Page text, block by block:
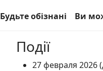
Будьте обізнані Ви
Події
27 февраля 2026